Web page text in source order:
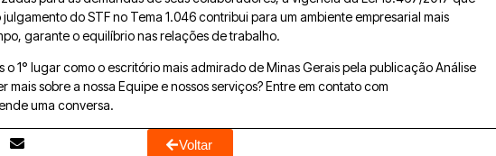
do STF no Tema 1.046 contribui para um ambiente empresarial mais
garante o equilíbrio nas relações de trabalho.
1° lugar como o escritório mais admirado de Minas Gerais pela publicação Análise
mais sobre a nossa Equipe e nossos serviços? Entre em contato com
uma conversa.
Voltar